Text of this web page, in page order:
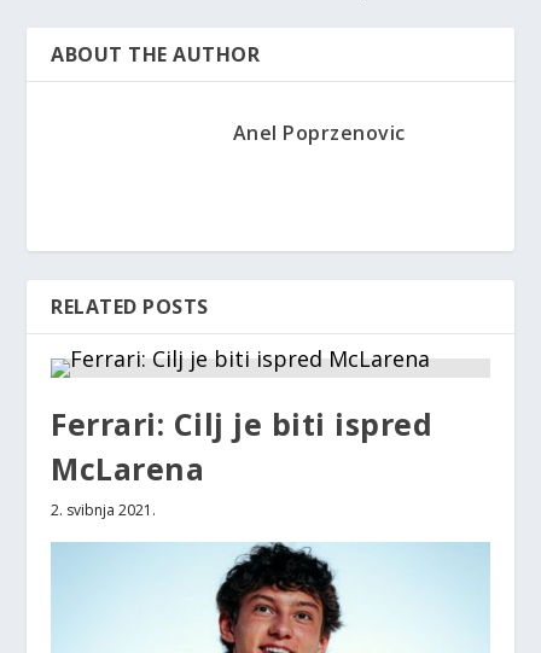
ABOUT THE AUTHOR
Anel Poprzenovic
RELATED POSTS
Ferrari: Cilj je biti ispred
McLarena
2. svibnja 2021.